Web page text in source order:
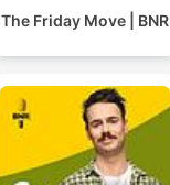
The Friday Move | BNR